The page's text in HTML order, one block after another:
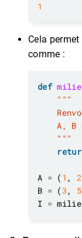
1
Cela
comme :
def
    """
A = ( 1 , 2
B = (3 , 5
I =